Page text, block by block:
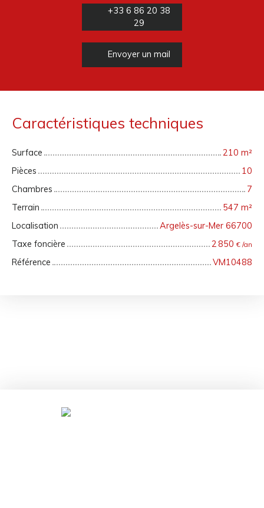
+33 6 86 20 38
29
Envoyer un mail
Caractéristiques techniques
Surface 210 m²
Pièces
10
Chambres
7
Terrain
547 m²
Localisation
Argelès-sur-Mer 66700
Taxe foncière
2 850€ /an
Référence VM10488